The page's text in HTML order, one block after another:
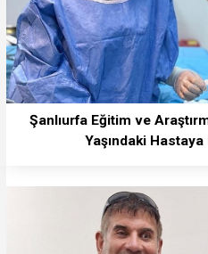
Şanlıurfa Eğitim ve
Yaşındaki